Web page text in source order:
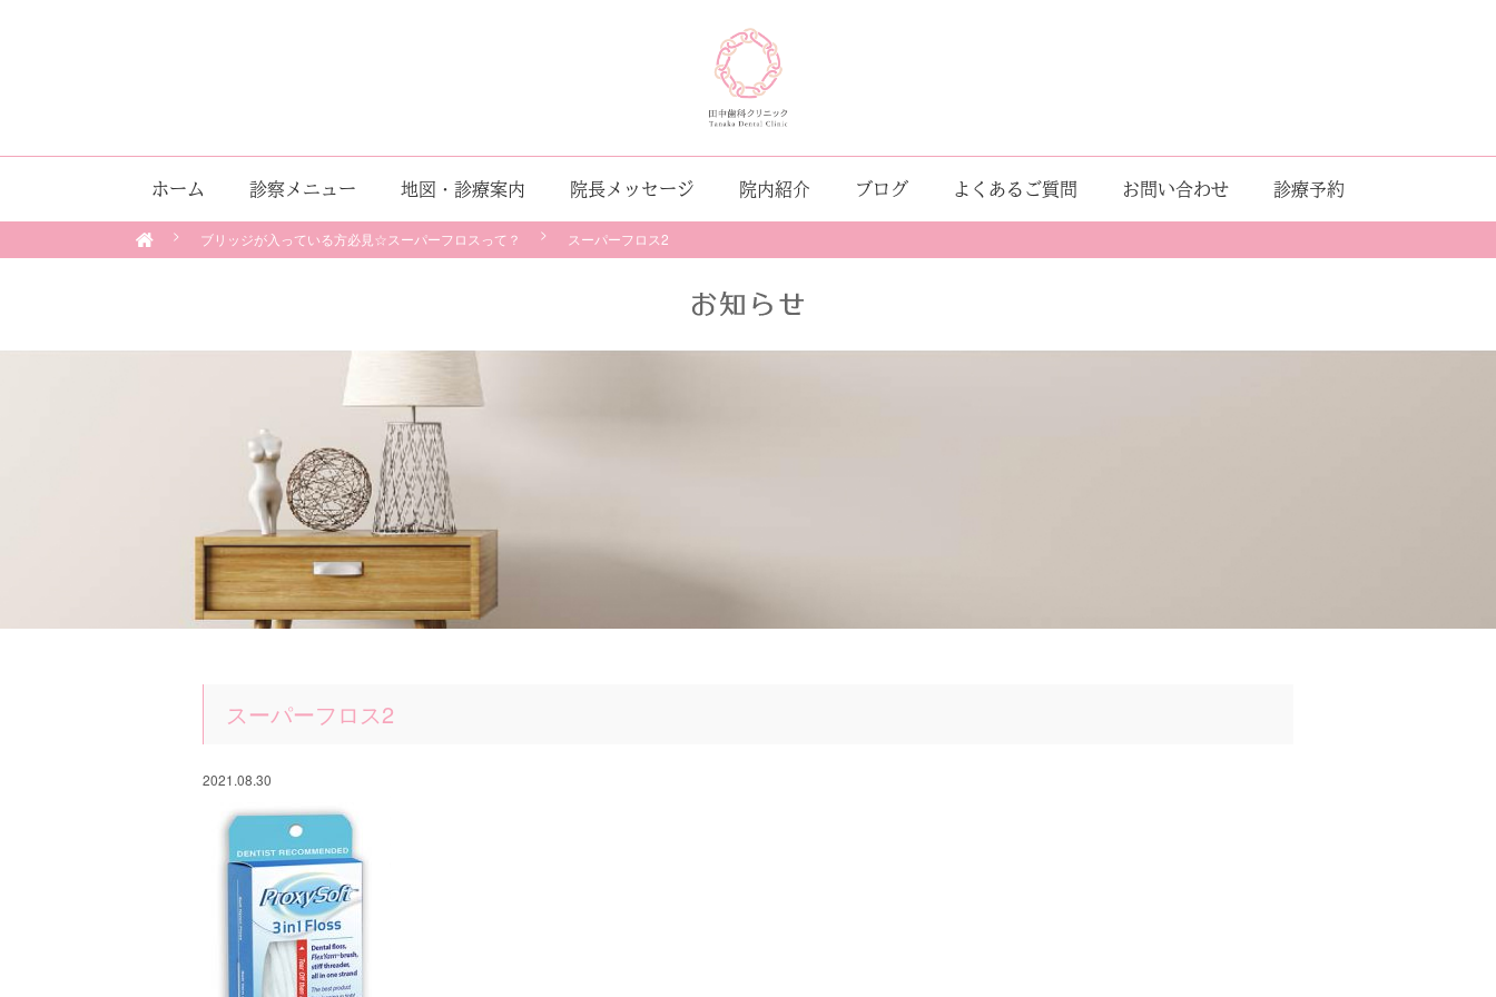
ホーム 診察メニュー 地図・診療案内 院長メッセージ 院内紹介 ブログ よくあるご質問 お問い合わせ 診療予約
ブリッジが入っている方必見☆スーパーフロスって？ スーパーフロス2
スーパーフロス2
2021.08.30